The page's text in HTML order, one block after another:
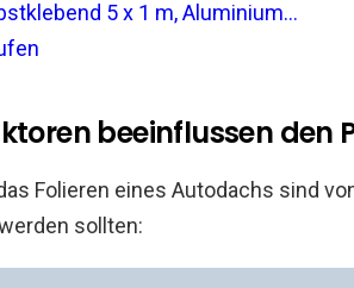
5 x 1 m, Aluminium...
beeinflussen den
Folieren eines Autodachs sind
sollten: